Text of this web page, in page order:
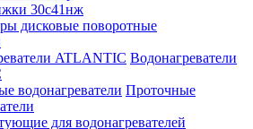
30с41нж
дисковые поворотные
Водонагреватели
Проточные